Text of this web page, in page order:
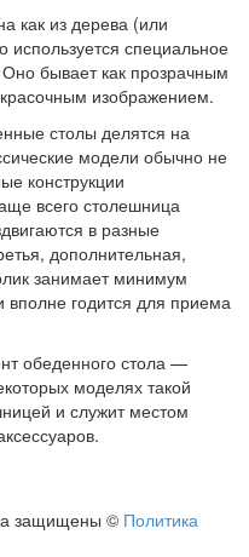
как из дерева (или
используется специальное
бывает как прозрачным
изображением.
столы делятся на
модели обычно не
конструкции
всего столешница
в разные
дополнительная,
занимает минимум
вполне годится для приема
обеденного стола —
моделях такой
и служит местом
защищены © Политика